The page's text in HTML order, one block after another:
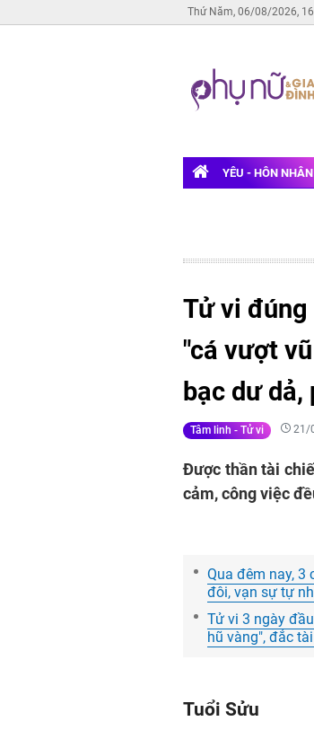
Thứ Năm, 06/08/2026,
YÊU - HÔN NHÂN
Tử vi
"cá vượt
bạc dư dả,
Tâm linh - Tử vi 21/
Được thần tài
cảm, công việc
Qua đêm nay, 3
đôi, vạn sự tự
Tử vi 3 ngày
hũ vàng", đắc
Tuổi Sửu